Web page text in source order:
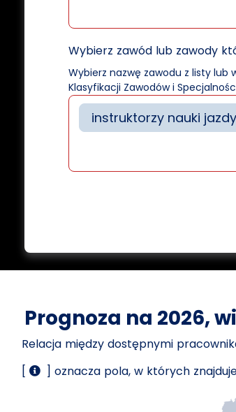
Wybierz zawód lub zawody
Wybierz nazwę zawodu z listy lub
Klasyfikacji Zawodów i
instruktorzy nauki jazdy
Prognoza na 2026,
Relacja między dostępnymi
[
] oznacza pola, w których